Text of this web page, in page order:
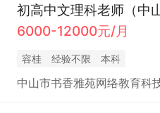
初高中文理科老师（中
6000-12000元/月
容桂 经验不限 本科
中山市书香雅苑网络教育科